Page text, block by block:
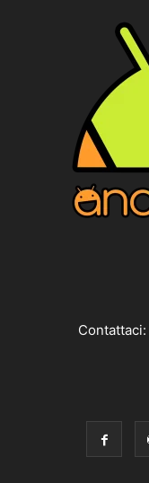
Contattaci: